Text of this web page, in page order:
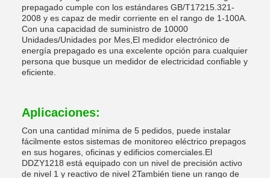
prepagado cumple con los estándares GB/T17215.321-
2008 y es capaz de medir corriente en el rango de 1-100A.
Con una capacidad de suministro de 10000
Unidades/Unidades por Mes,El medidor electrónico de
energía prepagado es una excelente opción para cualquier
persona que busque un medidor de electricidad confiable y
eficiente.
Aplicaciones:
Con una cantidad mínima de 5 pedidos, puede instalar
fácilmente estos sistemas de monitoreo eléctrico prepagos
en sus hogares, oficinas y edificios comerciales.El
DDZY1218 está equipado con un nivel de precisión activo
de nivel 1 y reactivo de nivel 2También tiene un rango de